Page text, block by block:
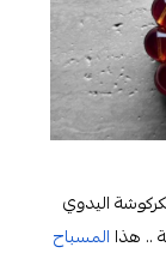
اليدوي
المسباح